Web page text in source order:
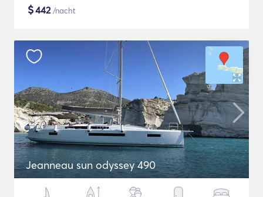
$442/nacht
Jeanneau sun odyssey 490